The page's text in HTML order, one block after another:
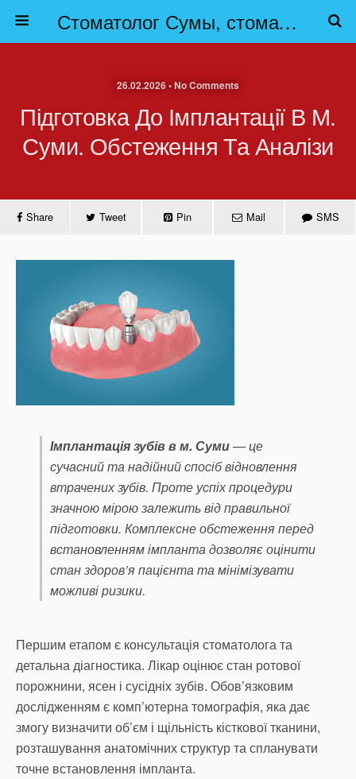
Стоматолог Сумы, стоматологические клиники Сумы, детская стоматология в Сумах. | Частная стоматология Сумы
26.02.2026 • No Comments
Підготовка До Імплантації В М.
Суми. Обстеження Та Аналізи
Share Tweet Pin Mail SMS
Імплантація зубів в м. Суми— це
сучасний та надійний спосіб відновлення
втрачених зубів. Проте успіх процедури
значною мірою залежить від правильної
підготовки. Комплексне обстеження перед
встановленням імпланта дозволяє оцінити
стан здоров’я пацієнта та мінімізувати
можливі ризики.
Першим етапом є консультація стоматолога та
детальна діагностика. Лікар оцінює стан ротової
порожнини, ясен і сусідніх зубів. Обов’язковим
дослідженням є комп’ютерна томографія, яка дає
змогу визначити об’єм і щільність кісткової тканини,
розташування анатомічних структур та спланувати
точне встановлення імпланта.